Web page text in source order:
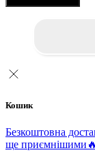
Кошик
Безкоштовна
ще приємнішими🔥